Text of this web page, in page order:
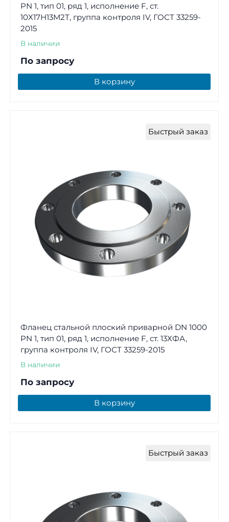
PN 1, тип 01, ряд 1, исполнение F, ст.
10Х17Н13М2Т, группа контроля IV, ГОСТ 33259-
2015
В наличии
По запросу
В корзину
Быстрый заказ
Фланец стальной плоский приварной DN 1000
PN 1, тип 01, ряд 1, исполнение F, ст. 13ХФА,
группа контроля IV, ГОСТ 33259-2015
В наличии
По запросу
В корзину
Быстрый заказ